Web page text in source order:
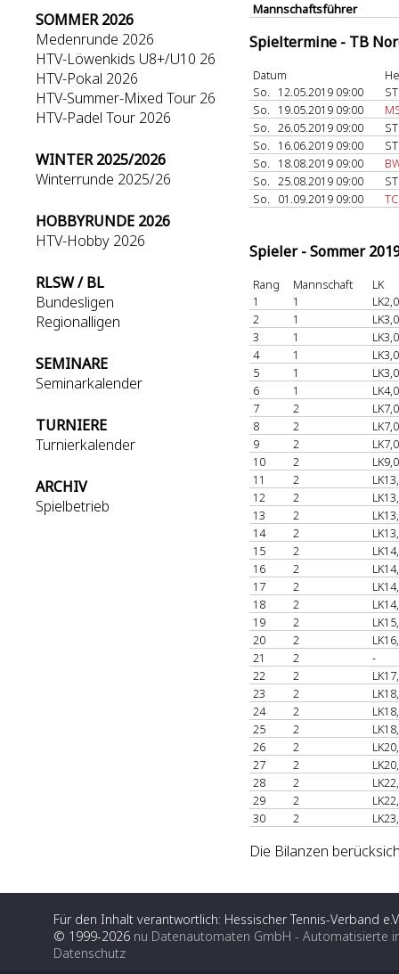
SOMMER 2026
Medenrunde 2026
HTV-Löwenkids U8+/U10 26
HTV-Pokal 2026
HTV-Summer-Mixed Tour 26
HTV-Padel Tour 2026
WINTER 2025/2026
Winterrunde 2025/26
HOBBYRUNDE 2026
HTV-Hobby 2026
RLSW / BL
Bundesligen
Regionalligen
SEMINARE
Seminarkalender
TURNIERE
Turnierkalender
ARCHIV
Spielbetrieb
Mannschaftsführer
Spieltermine - TB
Datum
So.
12.05.2019 09:00
So.
19.05.2019 09:00
So. 26.05.2019 09:00
So.
16.06.2019 09:00
So.
18.08.2019 09:00
So. 25.08.2019 09:00
So.
01.09.2019 09:00
Spieler - Sommer
Rang Mannschaft
LK
1
1
LK2,0
2
1
LK3,0
3
1
LK3,0
4
1
LK3,0
5
1
LK3,0
6
1
LK4,0
7
2
LK7,0
8
2
LK7,0
9
2
LK7,0
10
2
LK9,0
11
2
12
2
13
2
14
2
15
2
16
2
17
2
18
2
19
2
20
2
21
2
-
22
2
23
2
24
2
25
2
26
2
27
2
28
2
29
2
30
2
Die Bilanzen
Für den Inhalt verantwortlich: Hessischer Tennis-Verband
© 1999-2026 nu Datenautomaten GmbH - Automatisierte
Datenschutz